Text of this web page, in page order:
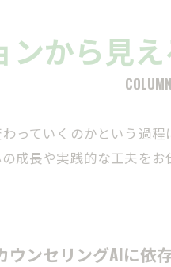
ンから見
COLUMN
っていくのかという過
成長や実践的な工夫を
ウンセリングAIに依